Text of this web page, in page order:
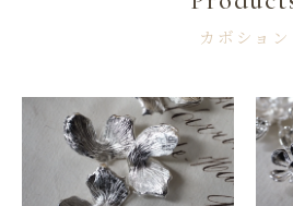
カボション